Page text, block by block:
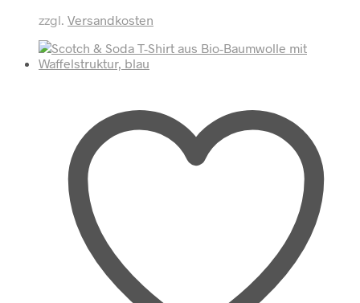
Die
der
Produktseite
gewählt
werden
zzgl. Versandkosten